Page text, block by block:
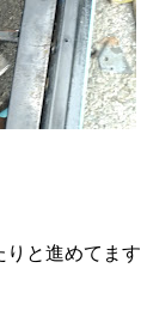
りと進めてます